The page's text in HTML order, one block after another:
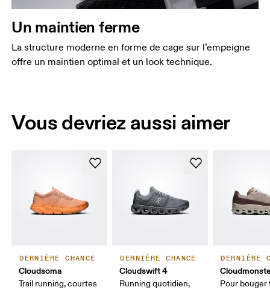
Un maintien ferme
La structure moderne en forme de cage sur l’empeigne
offre un maintien optimal et un look technique.
Vous devriez aussi aimer
DERNIÈRE CHANCE
Cloudsoma
Trail running, courtes
DERNIÈRE CHANCE
Cloudswift 4
Running quotidien,
DERNIÈRE
Pour bouger